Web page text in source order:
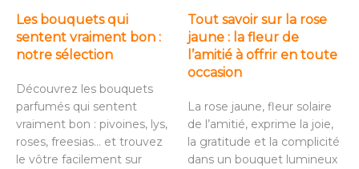
Les bouquets qui
sentent vraiment bon :
notre sélection
Découvrez les bouquets
parfumés qui sentent
vraiment bon : pivoines, lys,
roses, freesias… et trouvez
le vôtre facilement sur
Tout savoir sur la rose
jaune : la fleur de
l’amitié à offrir en toute
occasion
La rose jaune, fleur solaire
de l’amitié, exprime la joie,
la gratitude et la complicité
dans un bouquet lumineux